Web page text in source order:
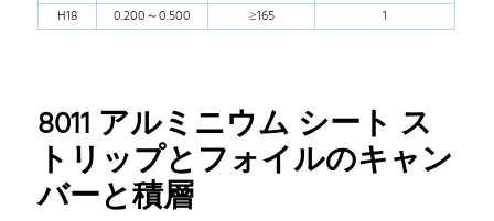
H18
0.200～0.500 ≥165 1
8011 アルミニウム シート ス
トリップとフォイルのキャン
バーと積層